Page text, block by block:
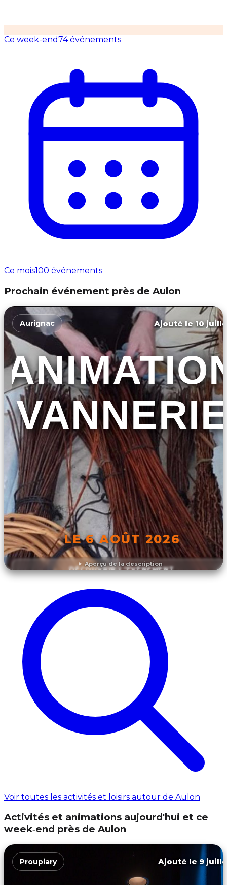
Ce week-end74 événements
Ce mois100 événements
Prochain événement près de Aulon
Aperçu de la description
Aurignac Ajouté le 10
VANNERIE
LE 6 AOÛT 2026
DÉCOUVRIR L'ÉVÉNEMENT
Voir toutes les activités et loisirs autour de Aulon
Activités et animations aujourd'hui et ce
week‑end près de Aulon
Proupiary Ajouté le 9